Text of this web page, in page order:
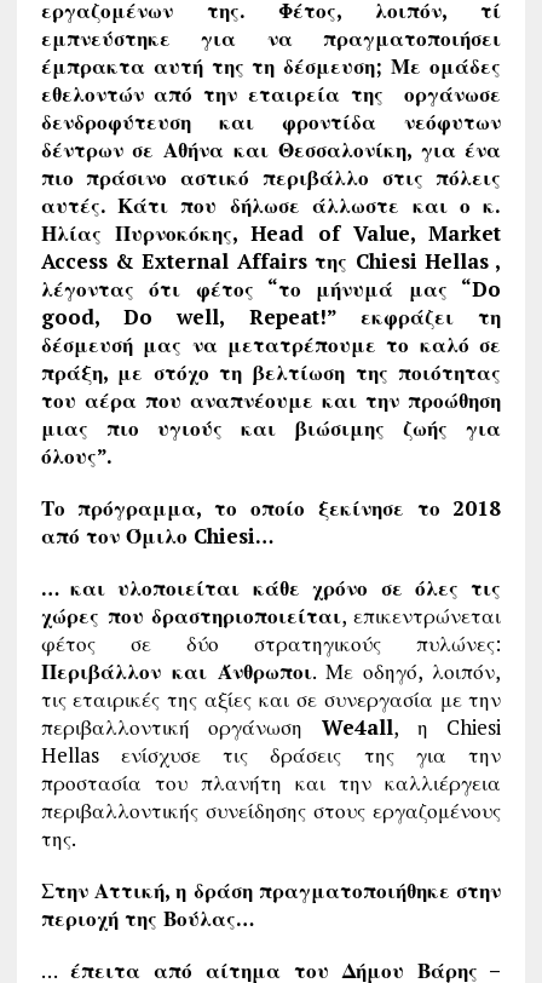
εργαζομένων της. Φέτος, λοιπόν, τί
εμπνεύστηκε για να πραγματοποιήσει
έμπρακτα αυτή της τη δέσμευση; Με ομάδες
εθελοντών από την εταιρεία της οργάνωσε
δενδροφύτευση και φροντίδα νεόφυτων
δέντρων σε Αθήνα και Θεσσαλονίκη, για ένα
πιο πράσινο αστικό περιβάλλο στις πόλεις
αυτές. Κάτι που δήλωσε άλλωστε και ο κ.
Ηλίας Πυρνοκόκης, Head of Value, Market
Access & External Affairs της Chiesi Hellas ,
λέγοντας ότι φέτος “το μήνυμά μας “Do
good, Do well, Repeat!” εκφράζει τη
δέσμευσή μας να μετατρέπουμε το καλό σε
πράξη, με στόχο τη βελτίωση της ποιότητας
του αέρα που αναπνέουμε και την προώθηση
μιας πιο υγιούς και βιώσιμης ζωής για
όλους”.
Το πρόγραμμα, το οποίο ξεκίνησε το 2018
από τον Όμιλο Chiesi…
… και υλοποιείται κάθε χρόνο σε όλες τις
χώρες που δραστηριοποιείται, επικεντρώνεται
φέτος σε δύο στρατηγικούς πυλώνες:
Περιβάλλον και Άνθρωποι. Με οδηγό, λοιπόν,
τις εταιρικές της αξίες και σε συνεργασία με την
περιβαλλοντική οργάνωση We4all, η Chiesi
Hellas ενίσχυσε τις δράσεις της για την
προστασία του πλανήτη και την καλλιέργεια
περιβαλλοντικής συνείδησης στους εργαζομένους
της.
Στην Αττική, η δράση πραγματοποιήθηκε στην
περιοχή της Βούλας…
… έπειτα από αίτημα του Δήμου Βάρης –